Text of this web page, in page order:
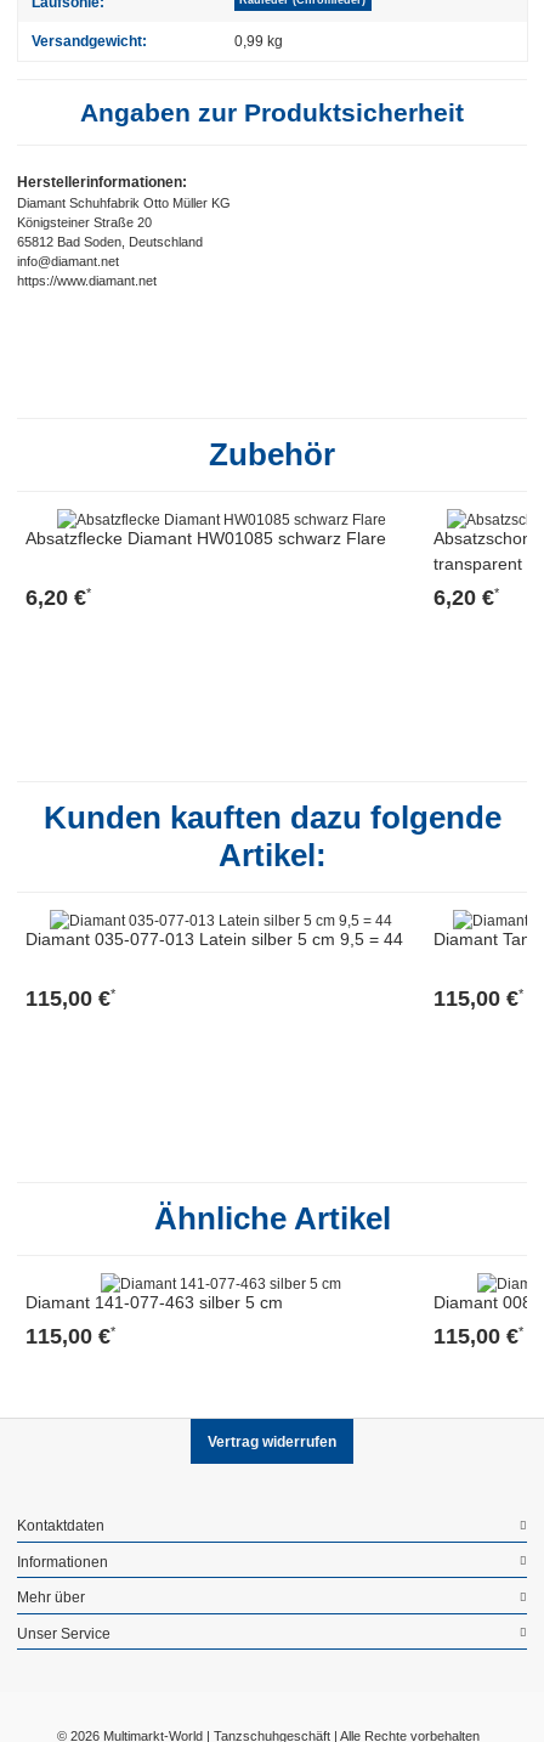
Versandgewicht: 0,99 kg
Angaben zur Produktsicherheit
Herstellerinformationen:
Diamant Schuhfabrik Otto Müller KG
Königsteiner Straße 20
65812 Bad Soden, Deutschland
info@diamant.net
https://www.diamant.net
Zubehör
Absatzflecke Diamant HW01085 schwarz Flare
6,20 €*
transparent
6,20 €*
Kunden kauften dazu folgende
Artikel:
Diamant 035-077-013 Latein silber 5 cm 9,5 = 44
115,00 €*
Diamant
115,00 €*
Ähnliche Artikel
Diamant 141-077-463 silber 5 cm
115,00 €*
Diamant 008-
115,00 €*
Vertrag widerrufen
Kontaktdaten
Informationen
Mehr über
Unser Service
© 2026 Multimarkt-World | Tanzschuhgeschäft | Alle Rechte vorbehalten